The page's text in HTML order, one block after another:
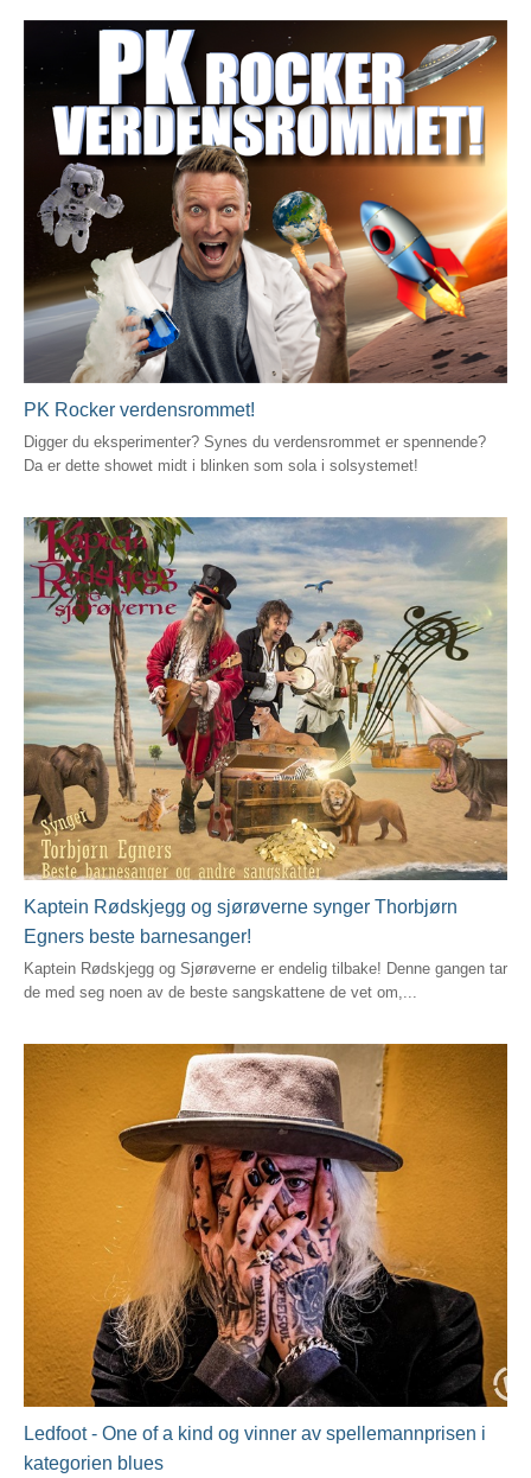
PK Rocker verdensrommet!
Digger du eksperimenter? Synes du verdensrommet er spennende?
Da er dette showet midt i blinken som sola i solsystemet!
Kaptein Rødskjegg og sjørøverne synger Thorbjørn
Egners beste barnesanger!
Kaptein Rødskjegg og Sjørøverne er endelig tilbake! Denne gangen tar
de med seg noen av de beste sangskattene de vet om,...
Ledfoot - One of a kind og vinner av spellemannprisen i
kategorien blues